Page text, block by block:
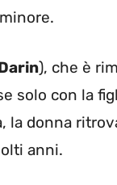
), che è
solo con la
la donna
anni.